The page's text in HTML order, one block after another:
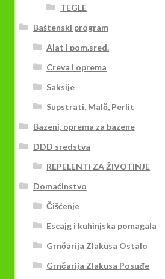
TEGLE
Baštenski program
Alat i pom.sred.
Creva i oprema
Saksije
Supstrati, Malč, Perlit
Bazeni, oprema za bazene
DDD sredstva
REPELENTI ZA ŽIVOTINJE
Domaćinstvo
Čišćenje
Escajg i kuhinjska pomagala
Grnčarija Zlakusa Ostalo
Grnčarija Zlakusa Posuđe